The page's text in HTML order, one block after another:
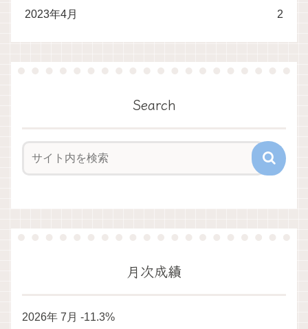
2023年4月 2
Search
月次成績
2026年 7月 -11.3%